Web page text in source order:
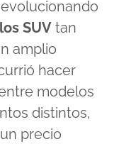
SUV tan
amplio
hacer
modelos
distintos,
precio